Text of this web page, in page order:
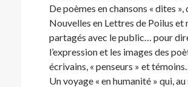
De poèmes en chansons « dites »,
Nouvelles en Lettres de Poilus et
partagés avec le public… pour
l’expression et les images des
écrivains, « penseurs » et
Un voyage « en humanité » qui, au